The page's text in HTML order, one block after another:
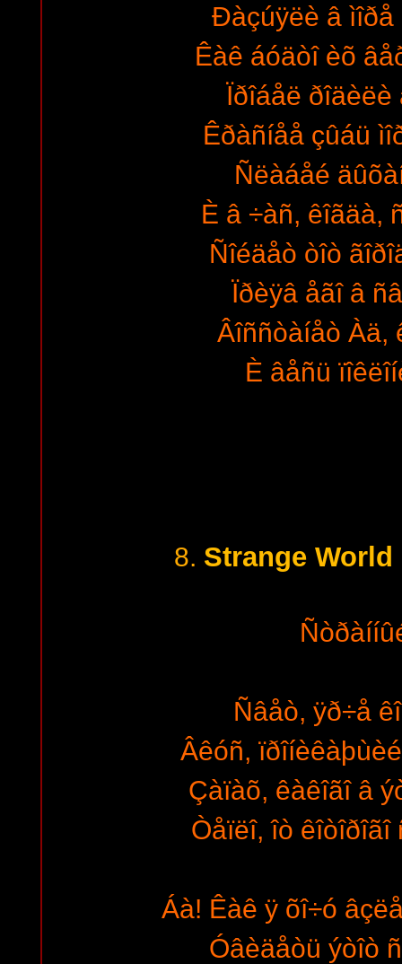
Ðàçúÿëè â ìîðå
Êàê áóäòî èõ
Ïðîáåë ðîäèëè
Êðàñíåå çûáü
Ñëàáåé
È â ÷àñ, êîãäà,
Ñîéäåò òîò
Ïðèÿâ åãî â
Âîññòàíåò Àä,
È âåñü
8. Strange
Ñâåò, ÿð÷å
Âêóñ,
Çàïàõ, êàêîãî â
Òåïëî, îò êîòîðîãî
Áà! Êàê ÿ õî÷ó
Óâèäåòü ýòîò